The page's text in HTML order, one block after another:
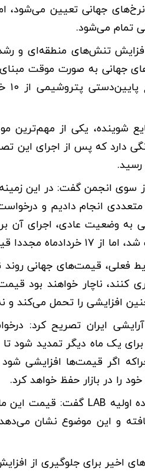
قیمت پایه حدود ۹۵ درصد نرخ‌های
تمام می‌شود.
تنش‌های منطقه‌ای و
سوی انجمن گفت: در این
انجام دادیم و درخواست
به وضعیت عادی، اجرای آن
قیمت‌ها آزاد شد.
قیمت‌های جهانی روند
افزایشی را تحمل می‌کند و
ایران تصریح کرد:
یک ماه دیگر تمدید شود
اگر قیمت‌ها افزایشی
را در بازار حفظ خواهد کرد.
تومان کاهش یافته و این موضوع
اخیر برای جلوگیری از